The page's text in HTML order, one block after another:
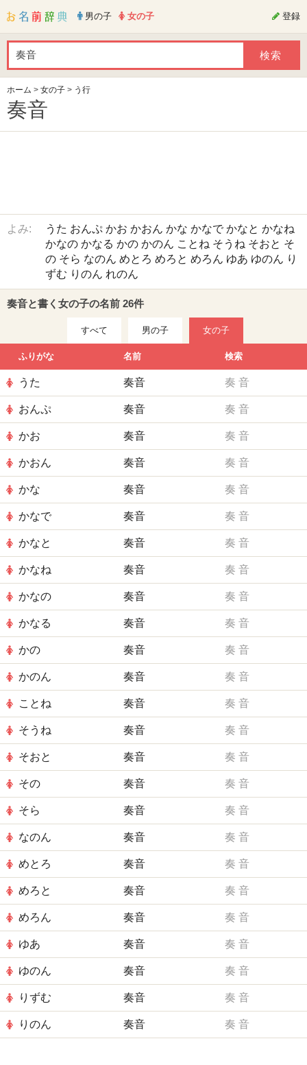
男の子 女の子 登録
ホーム > 女の子 > う行
奏音
よみ: うた おんぷ かお かおん かな かなで かなと かなね
かなの かなる かの かのん ことね そうね そおと そ
の そら なのん めとろ めろと めろん ゆあ ゆのん り
ずむ りのん れのん
奏音と書く女の子の名前 26件
すべて 男の子 女の子
ふりがな 名前 検索
うた 奏音 奏 音
おんぷ 奏音 奏 音
かお 奏音 奏 音
かおん 奏音 奏 音
かな 奏音 奏 音
かなで 奏音 奏 音
かなと 奏音 奏 音
かなね 奏音 奏 音
かなの 奏音 奏 音
かなる 奏音 奏 音
かの 奏音 奏 音
かのん 奏音 奏 音
ことね 奏音 奏 音
そうね 奏音 奏 音
そおと 奏音 奏 音
その 奏音 奏 音
そら 奏音 奏 音
なのん 奏音 奏 音
めとろ 奏音 奏 音
めろと 奏音 奏 音
めろん 奏音 奏 音
ゆあ 奏音 奏 音
ゆのん 奏音 奏 音
りずむ 奏音 奏 音
りのん 奏音 奏 音